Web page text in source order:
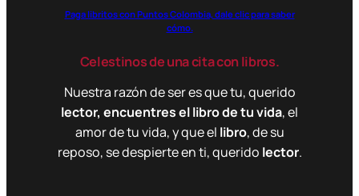
Paga libritos con Puntos Colombia, dale clic para saber
cómo.
Celestinos de una cita con libros.
Nuestra razón de ser es que tu, querido
lector, encuentres el libro de tu vida, el
amor de tu vida, y que el libro, de su
reposo, se despierte en ti, querido lector.